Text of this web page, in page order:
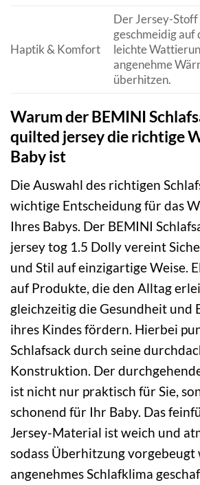
Haptik & Komfort
Der Jersey-Stoff
geschmeidig auf
leichte
angenehme
überhitzen.
Warum der BEMINI
quilted jersey die richtige
Baby ist
Die Auswahl des richtigen
wichtige Entscheidung für das
Ihres Babys. Der BEMINI
jersey tog 1.5 Dolly vereint
und Stil auf einzigartige Weise.
auf Produkte, die den Alltag
gleichzeitig die Gesundheit und
ihres Kindes fördern. Hierbei
Schlafsack durch seine
Konstruktion. Der
ist nicht nur praktisch für Sie,
schonend für Ihr Baby. Das
Jersey-Material ist weich und
sodass Überhitzung
angenehmes Schlafklima